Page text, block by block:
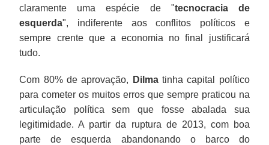
claramente uma espécie de "tecnocracia de
esquerda", indiferente aos conflitos políticos e
sempre crente que a economia no final justificará
tudo.
Com 80% de aprovação, Dilmatinha capital político
para cometer os muitos erros que sempre praticou na
articulação política sem que fosse abalada sua
legitimidade. A partir da ruptura de 2013, com boa
parte de esquerda abandonando o barco do